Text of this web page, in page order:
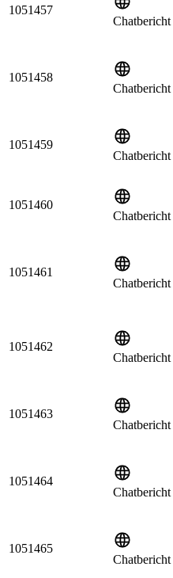
1051457
Chatbericht
1051458
Chatbericht
1051459
Chatbericht
1051460
Chatbericht
1051461
Chatbericht
1051462
Chatbericht
1051463
Chatbericht
1051464
Chatbericht
1051465
Chatbericht